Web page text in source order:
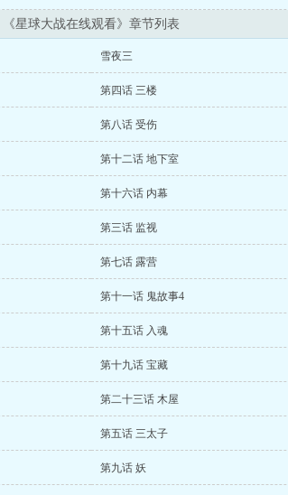
《星球大战在线观看》章节列表
雪夜三
第四话 三楼
第八话 受伤
第十二话 地下室
第十六话 内幕
第三话 监视
第七话 露营
第十一话 鬼故事4
第十五话 入魂
第十九话 宝藏
第二十三话 木屋
第五话 三太子
第九话 妖